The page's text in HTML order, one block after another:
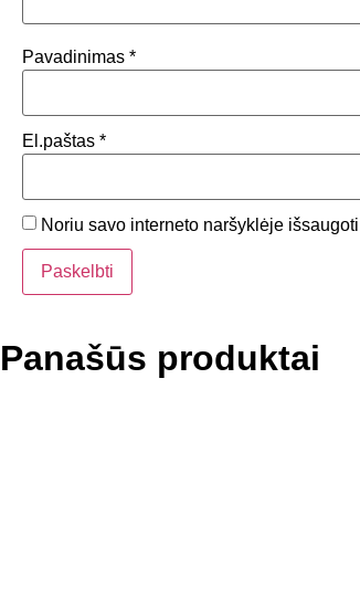
Pavadinimas *
El.paštas *
Noriu savo interneto naršyklėje
Panašūs produktai